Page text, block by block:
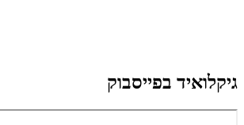
גיקלואיד בפייסבוק